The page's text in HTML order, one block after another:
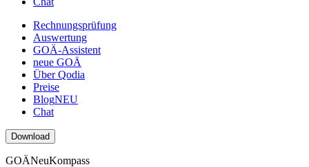
Rechnungsprüfung
Auswertung
GOÄ-Assistent
neue GOÄ
Über Qodia
Preise
BlogNEU
Chat
Download
GOÄNeuKompass